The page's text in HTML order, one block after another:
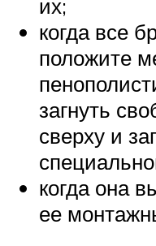
их;
когда все
положите
загнуть
сверху и
когда она
ее